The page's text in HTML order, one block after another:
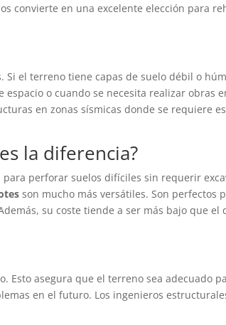
convierte en una excelente elección para
el terreno tiene capas de suelo débil o
o cuando se necesita realizar obras
en zonas sísmicas donde se requiere
la diferencia?
perforar suelos difíciles sin requerir
son mucho más versátiles. Son perfectos
su coste tiende a ser más bajo que el
Esto asegura que el terreno sea adecuado
en el futuro. Los ingenieros